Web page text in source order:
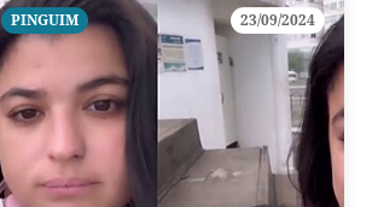
PINGUIM 23/09/2024